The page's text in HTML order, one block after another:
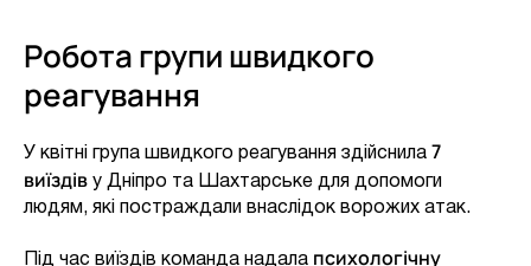
Робота групи швидкого
реагування
У квітні група швидкого реагування здійснила 7
виїздів у Дніпро та Шахтарське для допомоги
людям, які постраждали внаслідок ворожих атак.
Під час виїздів команда надала психологічну